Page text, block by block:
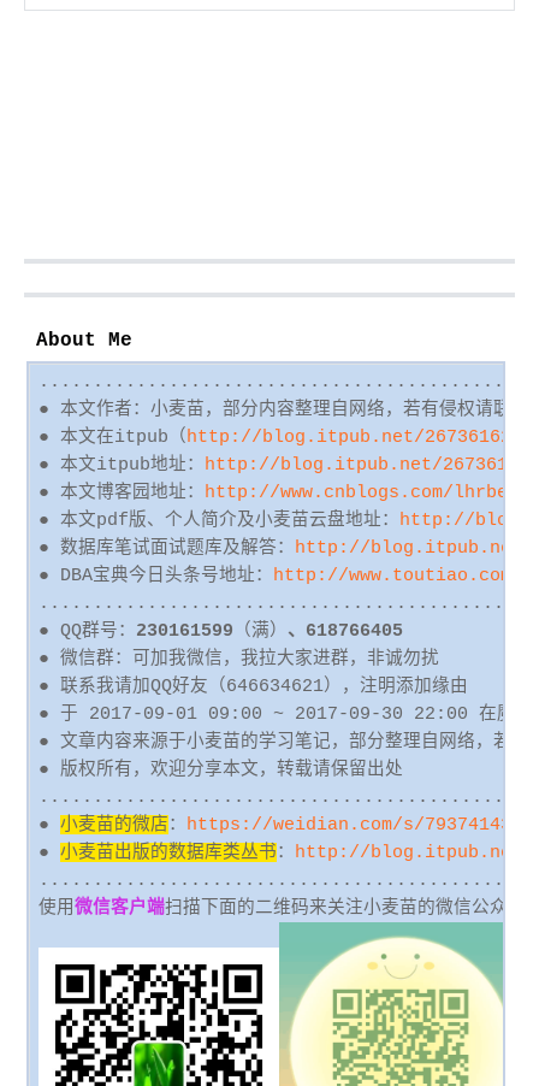
About Me
● 本文作者：小麦苗，部分内容整理自网络，若有侵权请联系
● 本文在itpub（http://blog.itpub.net/26736162/
● 本文itpub地址：
http://blog.itpub.net/
● 本文博客园地址：
http://www.cnblogs.com/lhrbest
● 本文pdf版、个人简介及小麦苗云盘地址：
http://
● 数据库笔试面试题库及解答：
http://blog.itpub.net/
● DBA宝典今日头条号地址：
http://www.toutiao.com/c/
● QQ群号： 230161599 （满） 、618766405
● 微信群：可加我微信，我拉大家进群，非诚勿扰
● 联系我请加QQ好友 （646634621）
，注明添加缘由
● 于 2017-09-01 09:00 ~ 2017-09-30 22:00 在魔都
● 文章内容来源于小麦苗的学习笔记，部分整理自网络，若有
● 版权所有，欢迎分享本文，转载请保留出处
●小麦苗的微店：
https://weidian.com/s/
●小麦苗出版的数据库类丛书：
http://blog.itpub.net/
使用微信客户端扫描下面的二维码来关注小麦苗的微信公众号